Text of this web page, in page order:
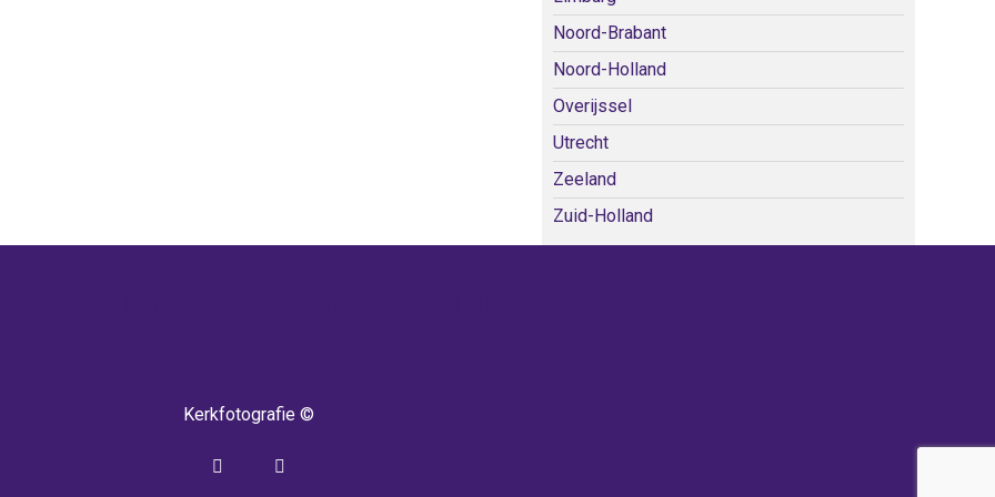
Noord-Brabant
Noord-Holland
Overijssel
Utrecht
Zeeland
Zuid-Holland
Kerkfotografie ©